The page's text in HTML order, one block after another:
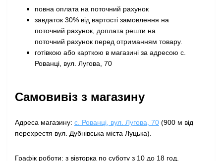
повна оплата на поточний рахунок
завдаток 30% від вартості замовлення на
поточний рахунок, доплата решти на
поточний рахунок перед отриманням товару.
готівкою або карткою в магазині за адресою с.
Рованці, вул. Лугова, 70
Самовивіз з магазину
Адреса магазину: с. Рованці, вул. Лугова, 70 (900 м від
перехрестя вул. Дубнівська міста Луцька).
Графік роботи: з вівторка по суботу з 10 до 18 год.